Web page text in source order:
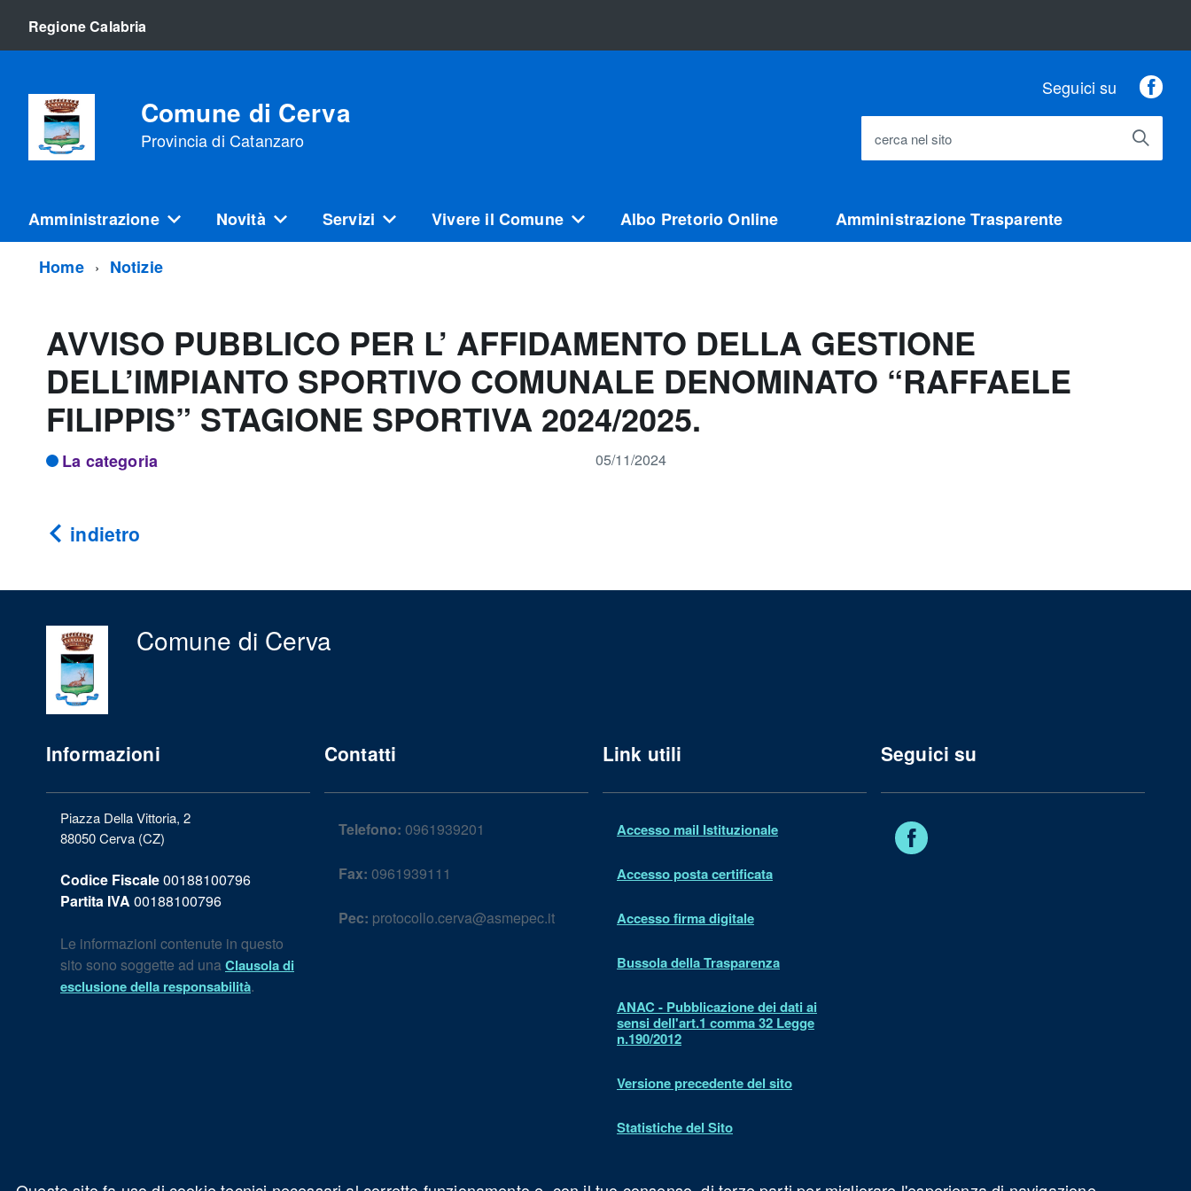
Regione Calabria
Comune di Cerva
Provincia di Catanzaro
Seguici su
cerca nel sito
Amministrazione Novità Servizi Vivere il Comune Albo Pretorio Online Amministrazione Trasparente
Home Notizie
AVVISO PUBBLICO PER L’ AFFIDAMENTO DELLA GESTIONE
DELL’IMPIANTO SPORTIVO COMUNALE DENOMINATO “RAFFAELE
FILIPPIS” STAGIONE SPORTIVA 2024/2025.
La categoria 05/11/2024
indietro
Comune di Cerva
Informazioni
Piazza Della Vittoria, 2
88050 Cerva (CZ)
Codice Fiscale00188100796
Partita IVA 00188100796
Le informazioni contenute in questo
sito sono soggette ad unaClausola di
esclusione della responsabilità.
Contatti
Telefono: 0961939201
Fax: 0961939111
Pec: protocollo.cerva@asmepec.it
Link utili
Accesso mail Istituzionale
Accesso posta certificata
Accesso firma digitale
Bussola della Trasparenza
ANAC - Pubblicazione dei dati ai
sensi dell'art.1 comma 32 Legge
n.190/2012
Versione precedente del sito
Statistiche del Sito
Seguici su